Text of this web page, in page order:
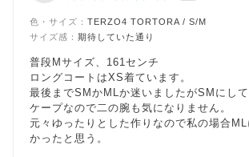
色・サイズ： TERZO4 TORTORA / S/M
サイズ感： 期待していた通り
普段Mサイズ、161センチ
ロングコートはXS着ています。
最後までSMかMLか迷いましたがSMにして
ケープなので二の腕も気になりません。
元々ゆったりとした作りなので私の場合ML
かったと思う。